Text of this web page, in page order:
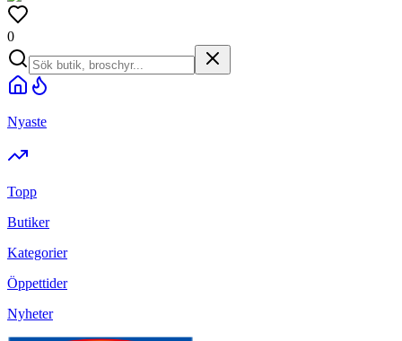
0
Nyaste
Topp
Butiker
Kategorier
Öppettider
Nyheter